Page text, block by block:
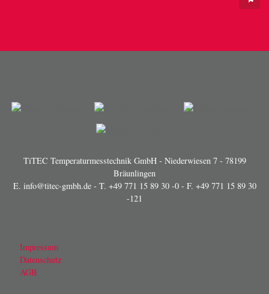
TiTEC Temperaturmesstechnik GmbH - Niederwiesen 7 - 78199
Bräunlingen
E. info@titec-gmbh.de- T. +49 771 15 89 30 -0- F. +49 771 15 89 30
-121
Impressum
Datenschutz
AGB